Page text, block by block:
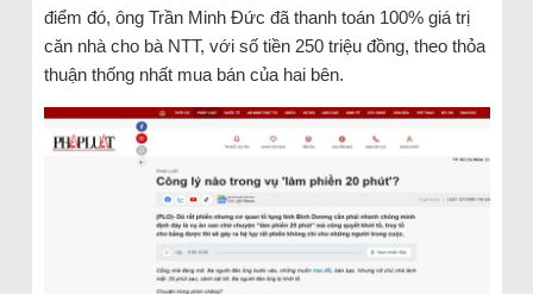
điểm đó, ông Trần Minh Đức đã thanh toán 100% giá trị
căn nhà cho bà NTT, với số tiền 250 triệu đồng, theo thỏa
thuận thống nhất mua bán của hai bên.